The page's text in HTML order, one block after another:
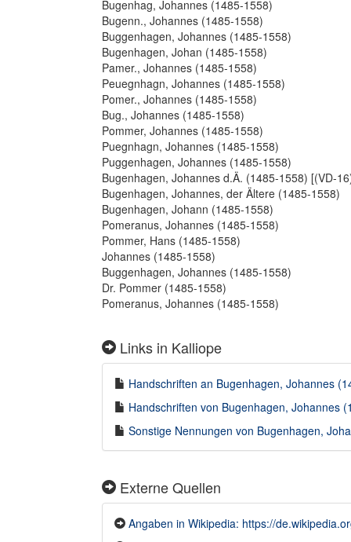
Bugenhag, Johannes (1485-1558)
Bugenn., Johannes (1485-1558)
Buggenhagen, Johannes (1485-1558)
Bugenhagen, Johan (1485-1558)
Pamer., Johannes (1485-1558)
Peuegnhagn, Johannes (1485-1558)
Pomer., Johannes (1485-1558)
Bug., Johannes (1485-1558)
Pommer, Johannes (1485-1558)
Puegnhagn, Johannes (1485-1558)
Puggenhagen, Johannes (1485-1558)
Bugenhagen, Johannes d.Ä. (1485-1558) [(VD-
Bugenhagen, Johannes, der Ältere (1485-1558)
Bugenhagen, Johann (1485-1558)
Pomeranus, Johannes (1485-1558)
Pommer, Hans (1485-1558)
Johannes (1485-1558)
Buggenhagen, Johannes (1485-1558)
Dr. Pommer (1485-1558)
Pomeranus, Johannes (1485-1558)
Links in Kalliope
Handschriften an Bugenhagen, Johannes
Handschriften von Bugenhagen, Johannes
Sonstige Nennungen von Bugenhagen,
Externe Quellen
Angaben in Wikipedia: https://